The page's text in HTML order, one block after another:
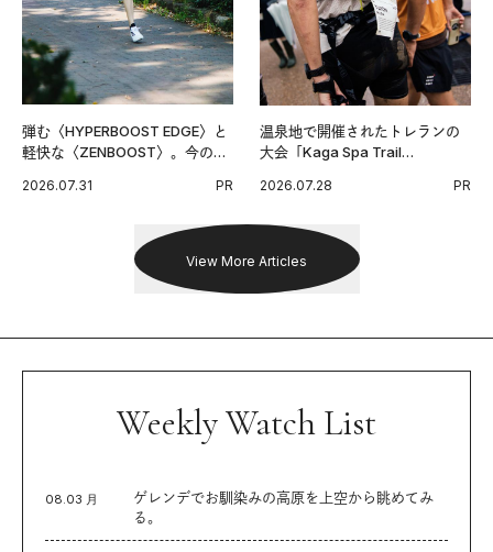
弾む〈HYPERBOOST EDGE〉と
軽快な〈ZENBOOST〉。今の時
出した新機軸。
2026.07.31 PR
温泉地で開催されたトレランの
大会「Kaga Spa Trail
戦を夢見るランナーたちの奮闘
2026.07.28 PR
View More Articles
Weekly Watch List
08.03 月
ゲレンデでお馴染みの高原を上空から眺めてみ
る。